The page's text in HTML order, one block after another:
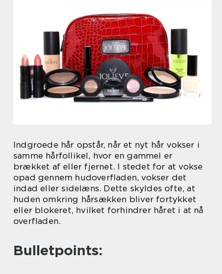
Indgroede hår opstår, når et nyt hår vokser i
samme hårfollikel, hvor en gammel er
brækket af eller fjernet. I stedet for at vokse
opad gennem hudoverfladen, vokser det
indad eller sidelæns. Dette skyldes ofte, at
huden omkring hårsækken bliver fortykket
eller blokeret, hvilket forhindrer håret i at nå
overfladen.
Bulletpoints: